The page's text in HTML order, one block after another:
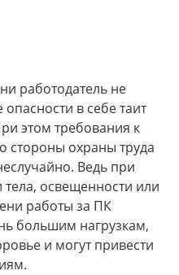
работодатель не
в себе таит
этом требования к
стороны охраны труда
Ведь при
освещенности или
работы за ПК
большим нагрузкам,
и могут привести